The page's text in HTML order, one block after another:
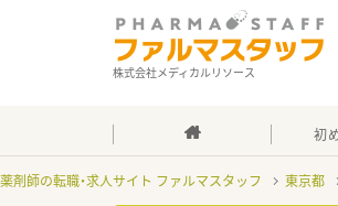
株式会社メディカルリソース
初
薬剤師の転職・求人サイト ファルマスタッフ 東京都